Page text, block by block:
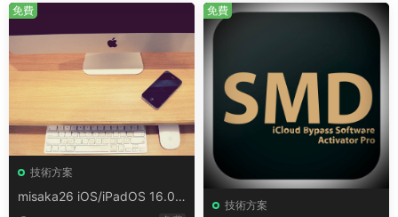
技術方案
misaka26 iOS/iPadOS 16.0 –
免費
技術方案
免費